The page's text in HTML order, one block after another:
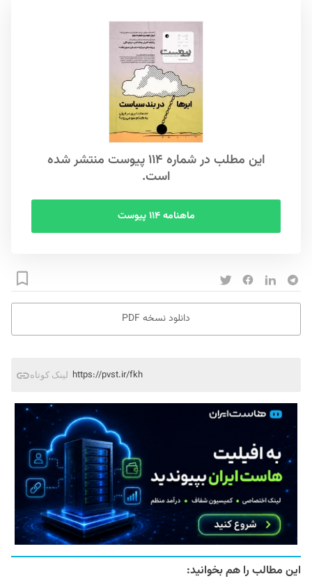
این مطلب در شماره ۱۱۴ پیوست منتشر شده
است.
ماهنامه ۱۱۴ پیوست
دانلود نسخه PDF
لینک کوتاه https://pvst.ir/fkh
این مطالب را هم بخوانید: